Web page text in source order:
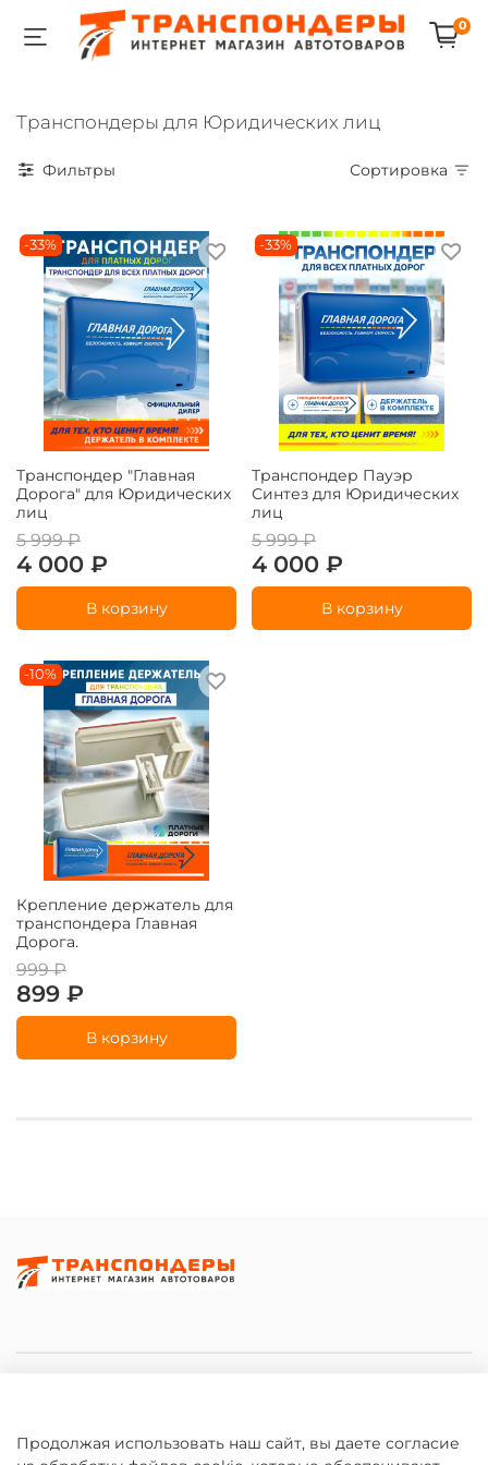
0
Транспондеры для Юридических лиц
Фильтры Сортировка
-33%
Транспондер "Главная
Дорога" для Юридических
лиц
5 999 ₽
4 000 ₽
В корзину
-33%
Транспондер Пауэр
Синтез для Юридических
лиц
5 999 ₽
4 000 ₽
В корзину
-10%
Крепление держатель для
транспондера Главная
Дорога.
999 ₽
899 ₽
В корзину
КАТАЛОГ
Продолжая использовать наш сайт, вы даете согласие